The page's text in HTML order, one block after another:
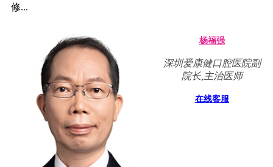
修...
杨福强
深圳爱康健口腔医院副
院长,主治医师
在线客服